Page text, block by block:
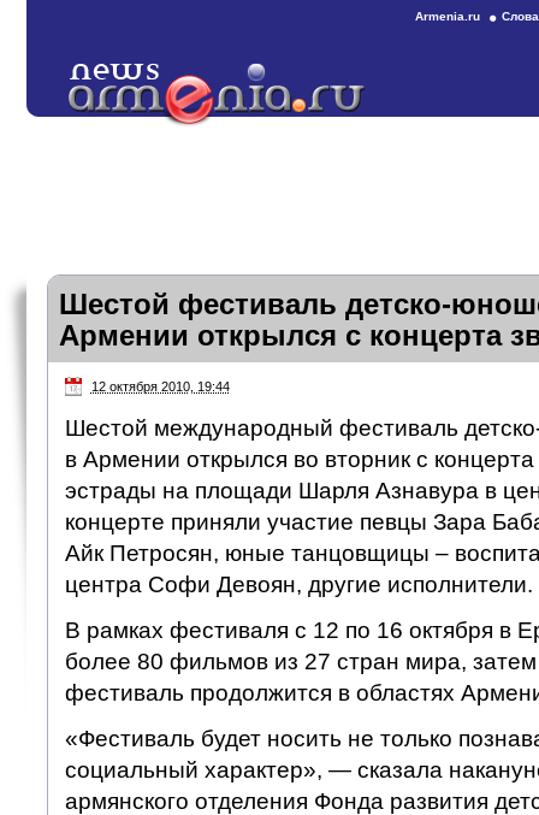
Armenia.ru
Шестой фестиваль детско-
Армении открылся с концерта
12 октября 2010, 19:44
Шестой международный фестиваль
в Армении открылся во вторник с
эстрады на площади Шарля Азнавура в
концерте приняли участие певцы Зара
Айк Петросян, юные танцовщицы –
центра Софи Девоян, другие исполнители.
В рамках фестиваля с 12 по 16 октября в
более 80 фильмов из 27 стран мира,
фестиваль продолжится в областях
«Фестиваль будет носить не только
социальный характер», — сказала
армянского отделения Фонда развития